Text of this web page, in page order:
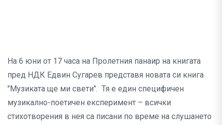
На 6 юни от 17 часа на Пролетния панаир на книгата
пред НДК Едвин Сугарев представя новата си книга
"Музиката ще ми свети". Тя е един специфичен
музикално-поетичен експеримент – всички
стихотворения в нея са писани по време на слушането